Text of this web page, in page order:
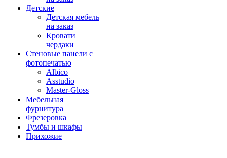
Детские
Детская мебель
на заказ
Кровати
чердаки
Стеновые панели с
фотопечатью
Albico
Asstudio
Master-Gloss
Мебельная
фурнитура
Фрезеровка
Тумбы и шкафы
Прихожие